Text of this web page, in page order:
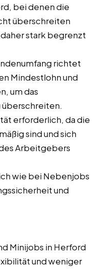
bei denen die
überschreiten
stark begrenzt
richtet
Mindestlohn und
um das
erforderlich, da die
sind und sich
Arbeitgebers
wie bei Nebenjobs
und
Minijobs in Herford
und weniger